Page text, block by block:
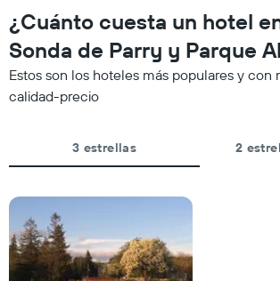
¿Cuánto cuesta un hotel
Sonda de Parry y Parque
Estos son los hoteles más populares y con
calidad-precio
3 estrellas 2